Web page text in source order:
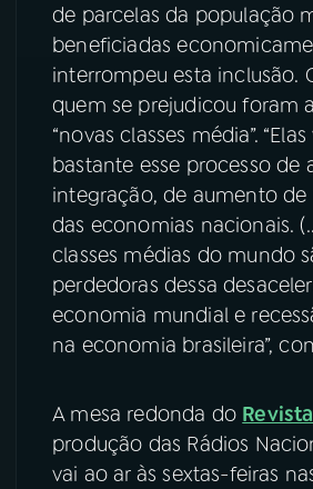
de parcelas da população
beneficiadas
interrompeu esta inclusão.
quem se prejudicou foram
“novas classes média”.
bastante esse processo de
integração, de aumento
das economias nacionais.
classes médias do mundo
perdedoras dessa
economia mundial e
na economia brasileira”,
A mesa redonda do
produção das Rádios
vai ao ar às sextas-feiras